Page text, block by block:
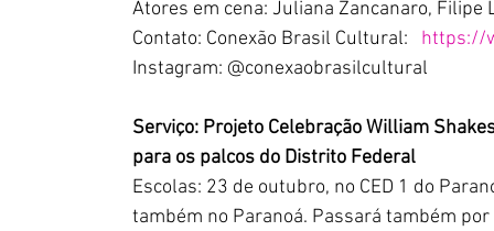
Atores em cena: Juliana Zancanaro, Filipe
Contato: Conexão Brasil Cultural: https://
Instagram: @conexaobrasilcultural
Serviço: Projeto Celebração William
para os palcos do Distrito Federal
Escolas: 23 de outubro, no CED 1 do
também no Paranoá. Passará também